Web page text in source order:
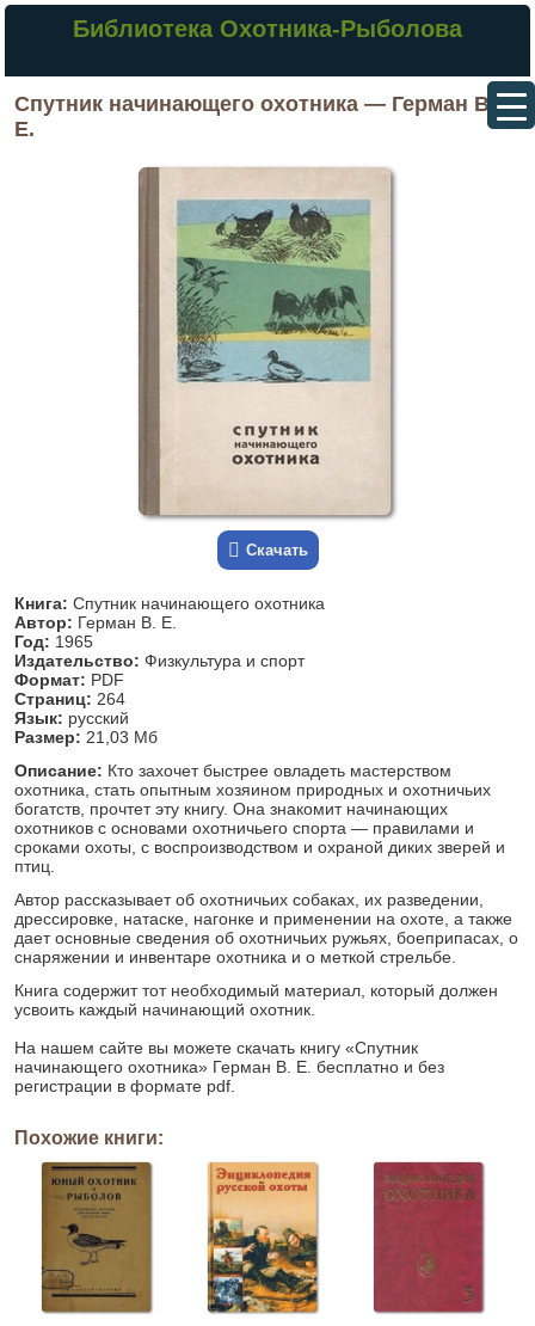
Библиотека Охотника-Рыболова
Спутник начинающего охотника — Герман В.
Е.
Скачать
Книга: Спутник начинающего охотника
Автор: Герман В. Е.
Год: 1965
Издательство: Физкультура и спорт
Формат: PDF
Страниц: 264
Язык: русский
Размер: 21,03 Мб
Описание: Кто захочет быстрее овладеть мастерством
охотника, стать опытным хозяином природных и охотничьих
богатств, прочтет эту книгу. Она знакомит начинающих
охотников с основами охотничьего спорта — правилами и
сроками охоты, с воспроизводством и охраной диких зверей и
птиц.
Автор рассказывает об охотничьих собаках, их разведении,
дрессировке, натаске, нагонке и применении на охоте, а также
дает основные сведения об охотничьих ружьях, боеприпасах, о
снаряжении и инвентаре охотника и о меткой стрельбе.
Книга содержит тот необходимый материал, который должен
усвоить каждый начинающий охотник.
На нашем сайте вы можете скачать книгу «Спутник
начинающего охотника» Герман В. Е. бесплатно и без
регистрации в формате pdf.
Похожие книги: